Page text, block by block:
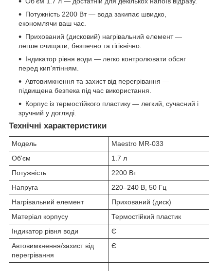
Потужність 2200 Вт — вода закипає швидко,
економлячи ваш час.
Прихований (дисковий) нагрівальний елемент —
легше очищати, безпечно та гігієнічно.
Індикатор рівня води — легко контролювати обсяг
перед кип'ятінням.
Автовимкнення та захист від перегрівання —
підвищена безпека під час використання.
Корпус із термостійкого пластику — легкий, сучасний і
зручний у догляді.
Технічні характеристики
Модель
Maestro MR-033
Об'єм
1.7 л
Потужність
2200 Вт
Напруга
220–240 В, 50 Гц
Нагрівальний елемент
Прихований (диск)
Матеріал корпусу
Термостійкий пластик
Індикатор рівня води
Є
Автовимкнення/захист від
перегрівання
Є